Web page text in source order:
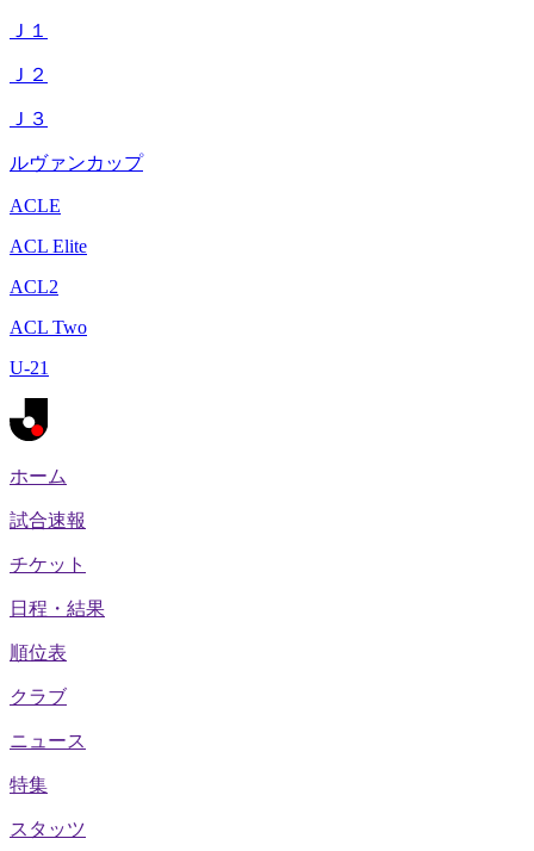
Ｊ１
Ｊ２
Ｊ３
ルヴァンカップ
ACLE
ACL Elite
ACL2
ACL Two
U-21
ホーム
試合速報
チケット
日程・結果
順位表
クラブ
ニュース
特集
スタッツ